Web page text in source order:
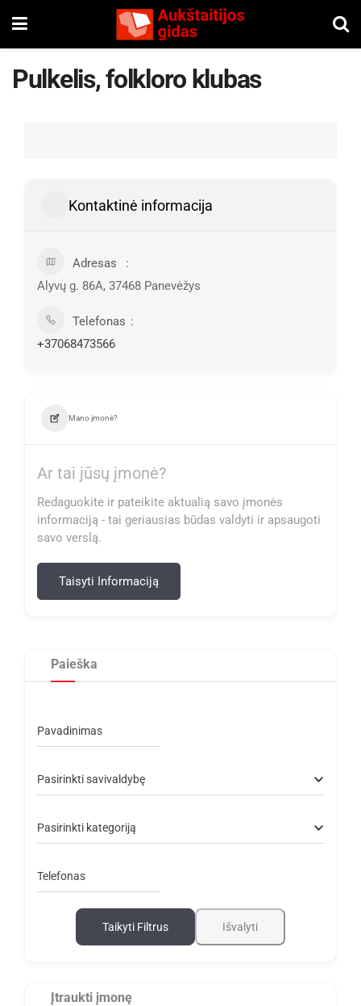
Pulkelis, folkloro klubas
Kontaktinė informacija
Adresas
Alyvų g. 86A, 37468 Panevėžys
Telefonas
+37068473566
Mano įmonė?
Ar tai jūsų įmonė?
Redaguokite ir pateikite aktualią savo įmonės
informaciją - tai geriausias būdas valdyti ir apsaugoti
savo verslą.
Taisyti Informaciją
Paieška
Pavadinimas
Pasirinkti savivaldybę
Pasirinkti kategoriją
Telefonas
Taikyti Filtrus Išvalyti
Įtraukti įmonę